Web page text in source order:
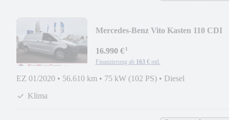
Mercedes-Benz Vito Kasten 110 CDI
16.990 €¹
Finanzierung ab 163 € mtl.
EZ 01/2020 • 56.610 km • 75 kW (102 PS) • Diesel
Klima